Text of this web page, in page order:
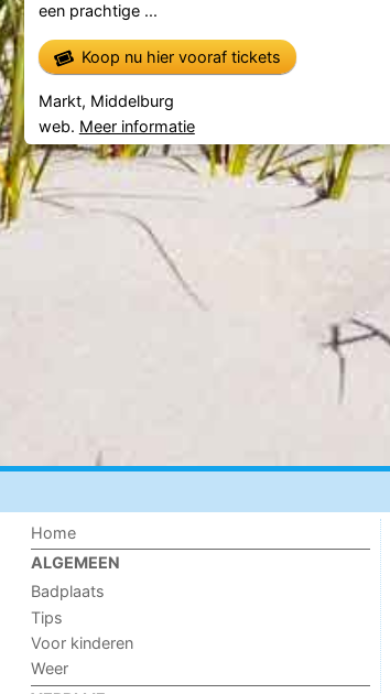
een prachtige ...
Koop nu hier vooraf tickets
Markt, Middelburg
web. Meer informatie
Home
ALGEMEEN
Badplaats
Tips
Voor kinderen
Weer